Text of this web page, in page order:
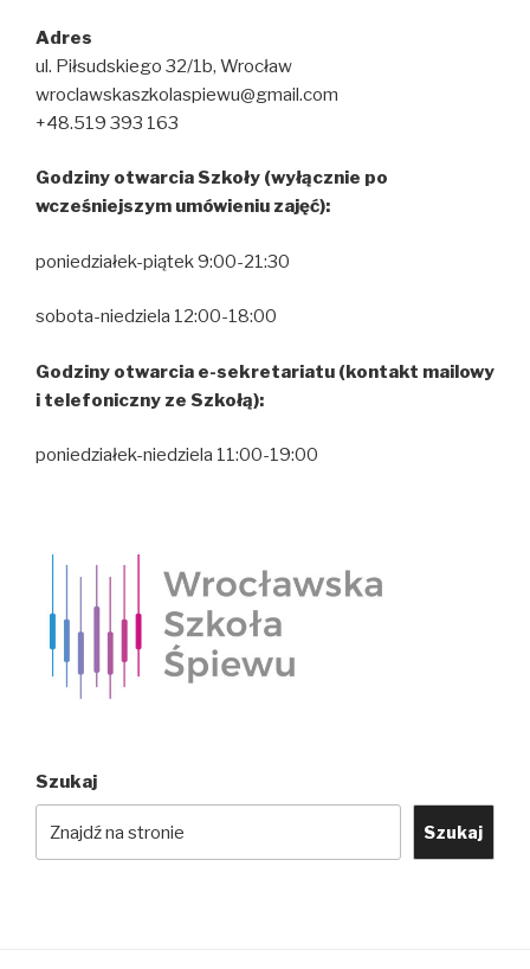
Adres
ul. Piłsudskiego 32/1b, Wrocław
wroclawskaszkolaspiewu@gmail.com
+48.519 393 163
Godziny otwarcia Szkoły (wyłącznie po
wcześniejszym umówieniu zajęć):
poniedziałek-piątek 9:00-21:30
sobota-niedziela 12:00-18:00
Godziny otwarcia e-sekretariatu (kontakt mailowy
i telefoniczny ze Szkołą):
poniedziałek-niedziela 11:00-19:00
Szukaj
Szukaj